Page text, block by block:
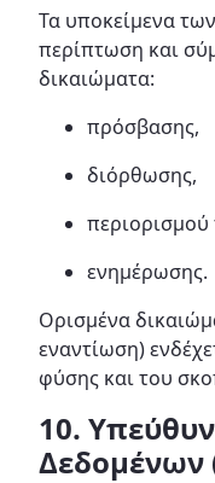
Τα υποκείμενα
περίπτωση και
δικαιώματα:
πρόσβασης,
διόρθωσης,
περιορισμού
ενημέρωσης.
Ορισμένα
εναντίωση)
φύσης και του
10.
Δεδομένων